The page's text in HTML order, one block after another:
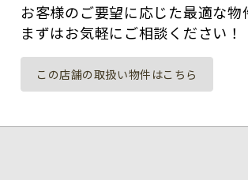
お客様のご要望に応じた最適な
まずはお気軽にご相談ください！
この店舗の取扱い物件はこちら